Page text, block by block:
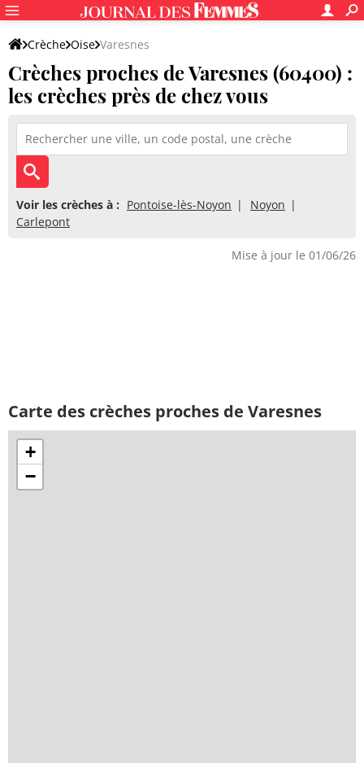
Crèche Oise Varesnes
Crèches proches de Varesnes (60400) :
les crèches près de chez vous
Voir les crèches à : Pontoise-lès-Noyon
Noyon
Carlepont
Mise à jour le 01/06/26
Carte des crèches proches de Varesnes
+
−